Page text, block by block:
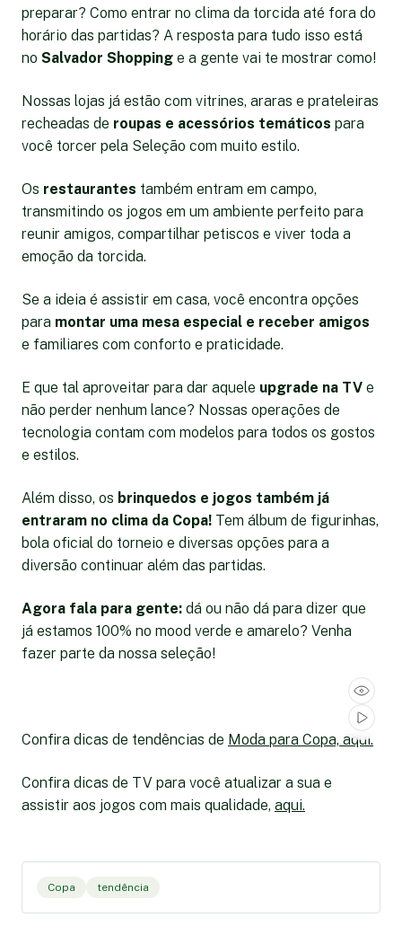
preparar? Como entrar no clima da torcida até fora do
horário das partidas? A resposta para tudo isso está
no Salvador Shopping e a gente vai te mostrar como!
Nossas lojas já estão com vitrines, araras e prateleiras
recheadas de roupas e acessórios temáticos para
você torcer pela Seleção com muito estilo.
Os restaurantes também entram em campo,
transmitindo os jogos em um ambiente perfeito para
reunir amigos, compartilhar petiscos e viver toda a
emoção da torcida.
Se a ideia é assistir em casa, você encontra opções
para montar uma mesa especial e receber amigos
e familiares com conforto e praticidade.
E que tal aproveitar para dar aquele upgrade na TV e
não perder nenhum lance? Nossas operações de
tecnologia contam com modelos para todos os gostos
e estilos.
Além disso, os brinquedos e jogos também já
entraram no clima da Copa! Tem álbum de figurinhas,
bola oficial do torneio e diversas opções para a
diversão continuar além das partidas.
Agora fala para gente: dá ou não dá para dizer que
já estamos 100% no mood verde e amarelo? Venha
fazer parte da nossa seleção!
Confira dicas de tendências de Moda para Copa, aqui.
Confira dicas de TV para você atualizar a sua e
assistir aos jogos com mais qualidade, aqui.
Copa tendência